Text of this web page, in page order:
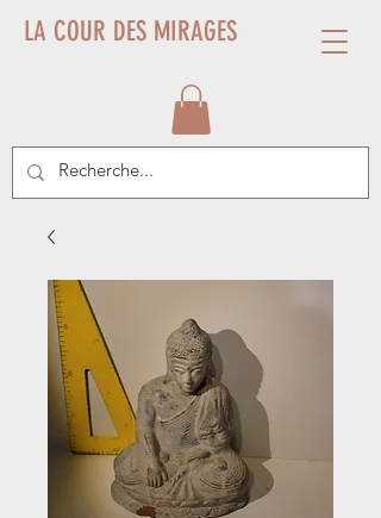
LA COUR DES MIRAGES